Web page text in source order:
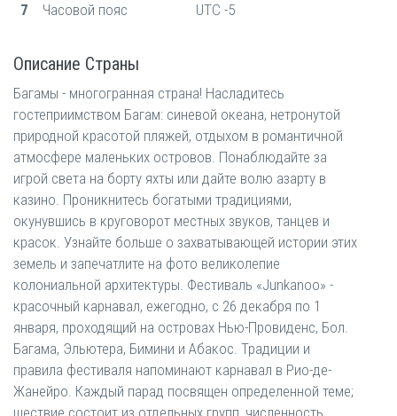
7 Часовой пояс UTC -5
Описание Страны
Багамы - многогранная страна! Насладитесь
гостеприимством Багам: синевой океана, нетронутой
природной красотой пляжей, отдыхом в романтичной
атмосфере маленьких островов. Понаблюдайте за
игрой света на борту яхты или дайте волю азарту в
казино. Проникнитесь богатыми традициями,
окунувшись в круговорот местных звуков, танцев и
красок. Узнайте больше о захватывающей истории этих
земель и запечатлите на фото великолепие
колониальной архитектуры. Фестиваль «Junkanoo» -
красочный карнавал, ежегодно, с 26 декабря по 1
января, проходящий на островах Нью-Провиденс, Бол.
Багама, Эльютера, Бимини и Абакос. Традиции и
правила фестиваля напоминают карнавал в Рио-де-
Жанейро. Каждый парад посвящен определенной теме;
шествие состоит из отдельных групп, численность